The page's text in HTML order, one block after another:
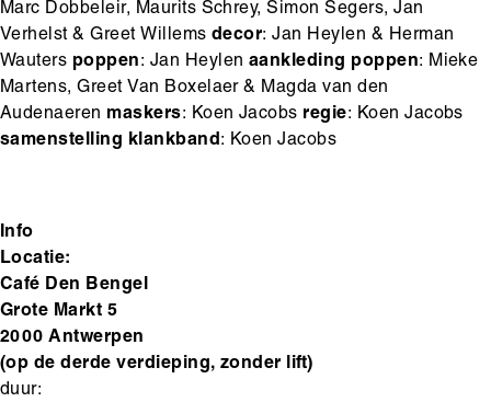
Marc Dobbeleir, Maurits Schrey, Simon Segers, Jan
Verhelst & Greet Willems decor: Jan Heylen & Herman
Wauters poppen: Jan Heylen aankleding poppen: Mieke
Martens, Greet Van Boxelaer & Magda van den
Audenaeren maskers: Koen Jacobs regie: Koen Jacobs
samenstelling klankband: Koen Jacobs
Info
Locatie:
Café Den Bengel
Grote Markt 5
2000 Antwerpen
(op de derde verdieping, zonder lift)
duur: